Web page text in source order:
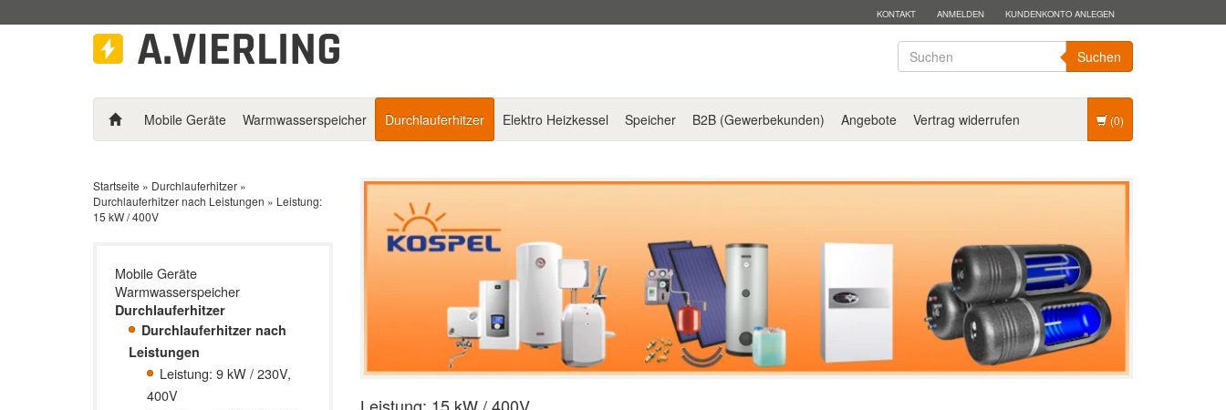
KONTAKT ANMELDEN KUNDENKONTO ANLEGEN
Suchen
Mobile Geräte Warmwasserspeicher Durchlauferhitzer Elektro Heizkessel Speicher B2B (Gewerbekunden) Angebote Vertrag widerrufen (0)
Startseite » Durchlauferhitzer »
Durchlauferhitzer nach Leistungen » Leistung:
15 kW / 400V
Mobile Geräte
Warmwasserspeicher
Durchlauferhitzer
Durchlauferhitzer nach
Leistungen
Leistung: 9 kW / 230V,
400V
Leistung: 15 kW / 400V